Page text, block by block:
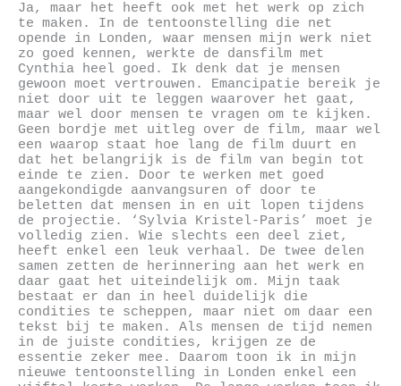
Ja, maar het heeft ook met het werk op zich
te maken. In de tentoonstelling die net
opende in Londen, waar mensen mijn werk niet
zo goed kennen, werkte de dansfilm met
Cynthia heel goed. Ik denk dat je mensen
gewoon moet vertrouwen. Emancipatie bereik je
niet door uit te leggen waarover het gaat,
maar wel door mensen te vragen om te kijken.
Geen bordje met uitleg over de film, maar wel
een waarop staat hoe lang de film duurt en
dat het belangrijk is de film van begin tot
einde te zien. Door te werken met goed
aangekondigde aanvangsuren of door te
beletten dat mensen in en uit lopen tijdens
de projectie. ‘Sylvia Kristel-Paris’ moet je
volledig zien. Wie slechts een deel ziet,
heeft enkel een leuk verhaal. De twee delen
samen zetten de herinnering aan het werk en
daar gaat het uiteindelijk om. Mijn taak
bestaat er dan in heel duidelijk die
condities te scheppen, maar niet om daar een
tekst bij te maken. Als mensen de tijd nemen
in de juiste condities, krijgen ze de
essentie zeker mee. Daarom toon ik in mijn
nieuwe tentoonstelling in Londen enkel een